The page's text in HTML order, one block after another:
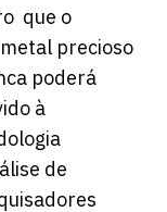
que o
precioso
poderá
à
de